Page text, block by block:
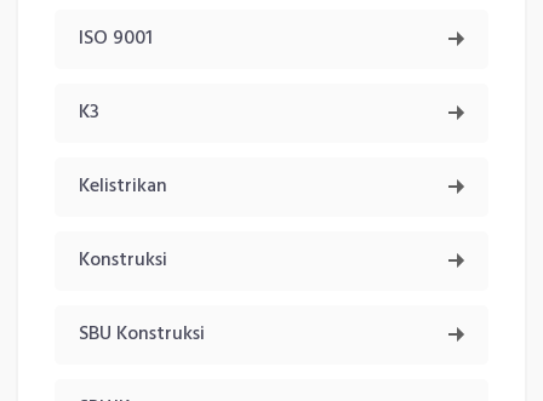
ISO 9001
K3
Kelistrikan
Konstruksi
SBU Konstruksi